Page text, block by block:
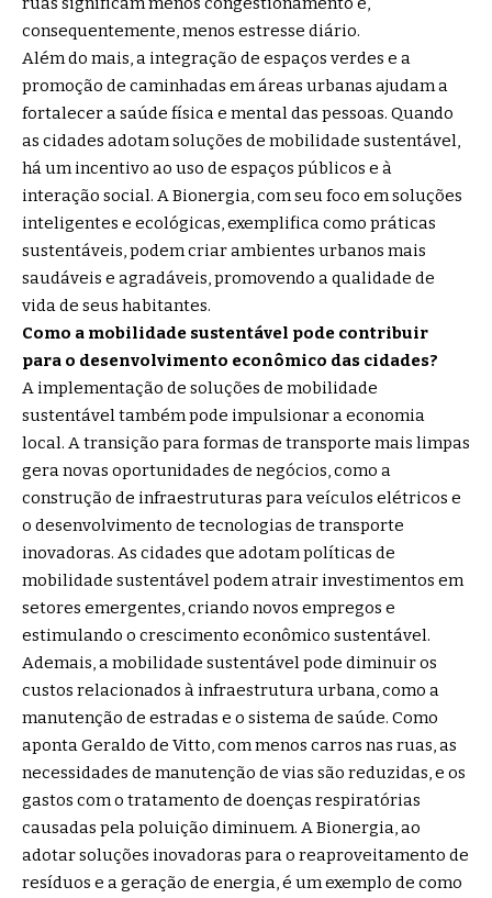
consequentemente, menos estresse diário.
Além do mais, a integração de espaços verdes e a
promoção de caminhadas em áreas urbanas ajudam a
fortalecer a saúde física e mental das pessoas. Quando
as cidades adotam soluções de mobilidade sustentável,
há um incentivo ao uso de espaços públicos e à
interação social. A Bionergia, com seu foco em soluções
inteligentes e ecológicas, exemplifica como práticas
sustentáveis, podem criar ambientes urbanos mais
saudáveis e agradáveis, promovendo a qualidade de
vida de seus habitantes.
Como a mobilidade sustentável pode contribuir
para o desenvolvimento econômico das cidades?
A implementação de soluções de mobilidade
sustentável também pode impulsionar a economia
local. A transição para formas de transporte mais limpas
gera novas oportunidades de negócios, como a
construção de infraestruturas para veículos elétricos e
o desenvolvimento de tecnologias de transporte
inovadoras. As cidades que adotam políticas de
mobilidade sustentável podem atrair investimentos em
setores emergentes, criando novos empregos e
estimulando o crescimento econômico sustentável.
Ademais, a mobilidade sustentável pode diminuir os
custos relacionados à infraestrutura urbana, como a
manutenção de estradas e o sistema de saúde. Como
aponta Geraldo de Vitto, com menos carros nas ruas, as
necessidades de manutenção de vias são reduzidas, e os
gastos com o tratamento de doenças respiratórias
causadas pela poluição diminuem. A Bionergia, ao
adotar soluções inovadoras para o reaproveitamento de
resíduos e a geração de energia, é um exemplo de como